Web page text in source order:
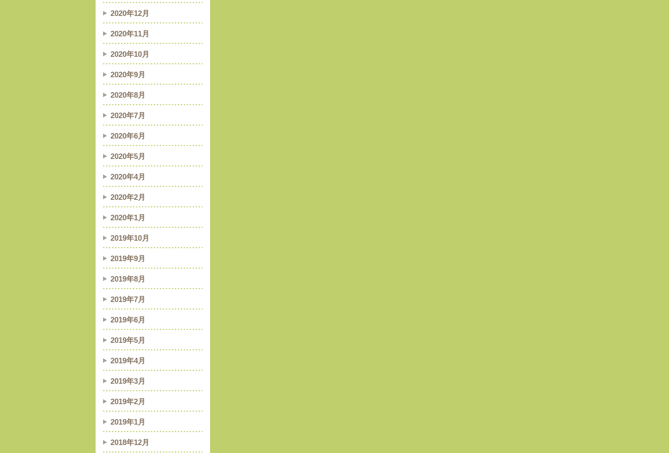
2020年12月
2020年11月
2020年10月
2020年9月
2020年8月
2020年7月
2020年6月
2020年5月
2020年4月
2020年2月
2020年1月
2019年10月
2019年9月
2019年8月
2019年7月
2019年6月
2019年5月
2019年4月
2019年3月
2019年2月
2019年1月
2018年12月